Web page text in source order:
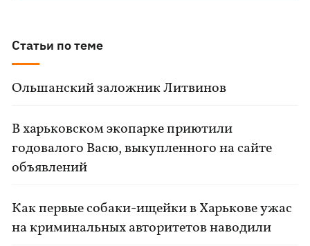
Статьи по теме
Ольшанский заложник Литвинов
В харьковском экопарке приютили
годовалого Васю, выкупленного на сайте
объявлений
Как первые собаки-ищейки в Харькове ужас
на криминальных авторитетов наводили